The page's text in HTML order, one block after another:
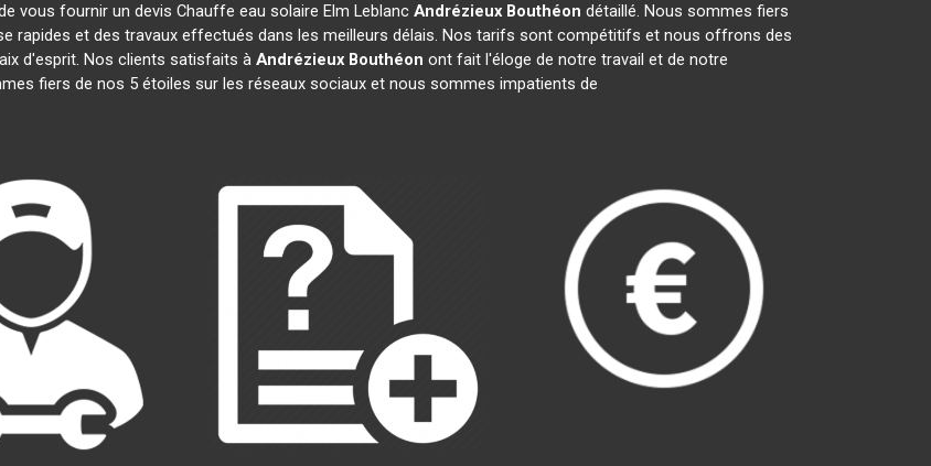
vous fournir un devis Chauffe eau solaire Elm Leblanc Andrézieux Bouthéon détaillé. Nous sommes fiers
rapides et des travaux effectués dans les meilleurs délais. Nos tarifs sont compétitifs et nous offrons des
d'esprit. Nos clients satisfaits à Andrézieux Bouthéon ont fait l'éloge de notre travail et de notre
fiers de nos 5 étoiles sur les réseaux sociaux et nous sommes impatients de